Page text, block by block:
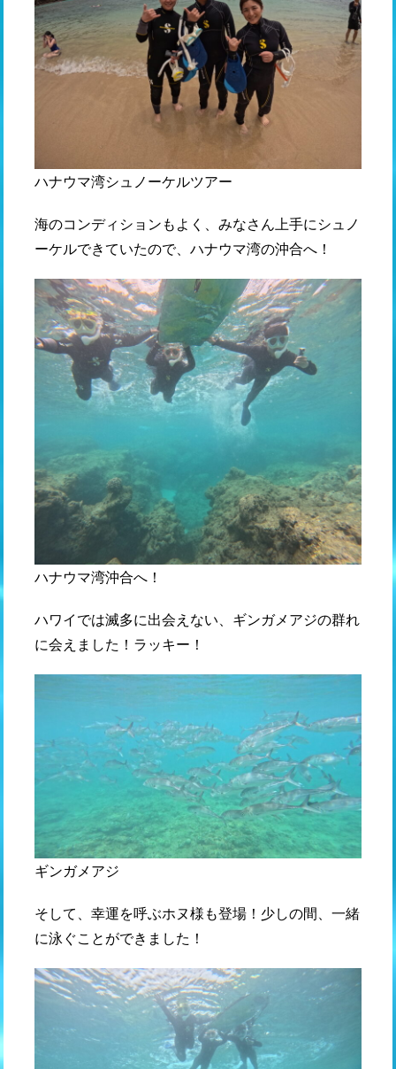
ハナウマ湾シュノーケルツアー
海のコンディションもよく、みなさん上手にシュノ
ーケルできていたので、ハナウマ湾の沖合へ！
ハナウマ湾沖合へ！
ハワイでは滅多に出会えない、ギンガメアジの群れ
に会えました！ラッキー！
ギンガメアジ
そして、幸運を呼ぶホヌ様も登場！少しの間、一緒
に泳ぐことができました！